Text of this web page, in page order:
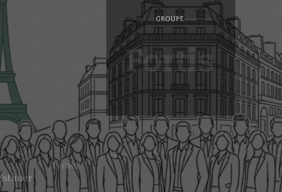
Commerce et
Luxe
Newsletter Intranet Notre Équipe Fortis Business Club